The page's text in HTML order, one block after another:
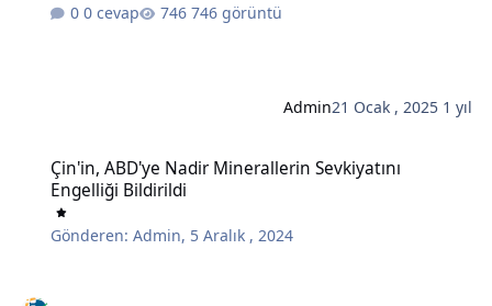
0 cevap 746 görüntü
Admin21 Ocak , 2025 1 yıl
Çin'in, ABD'ye Nadir Minerallerin Sevkiyatını
Engelliği Bildirildi
Gönderen:Admin, 5 Aralık , 2024